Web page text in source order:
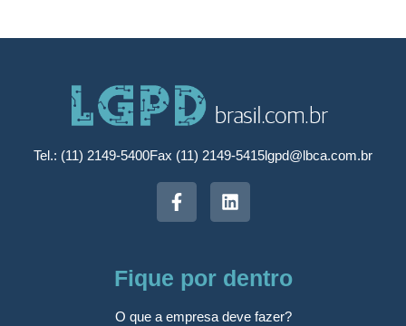
Tel.: (11) 2149-5400Fax (11) 2149-5415lgpd@lbca.com.br
Fique por dentro
O que a empresa deve fazer?